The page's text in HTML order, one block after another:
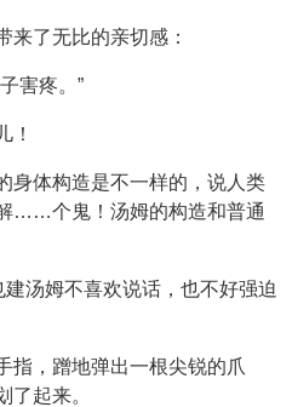
来了无比的亲切感：
害疼。”
！
身体构造是不一样的，说人类
……个鬼！汤姆的构造和普通
建汤姆不喜欢说话，也不好强迫
指，蹭地弹出一根尖锐的爪
了起来。